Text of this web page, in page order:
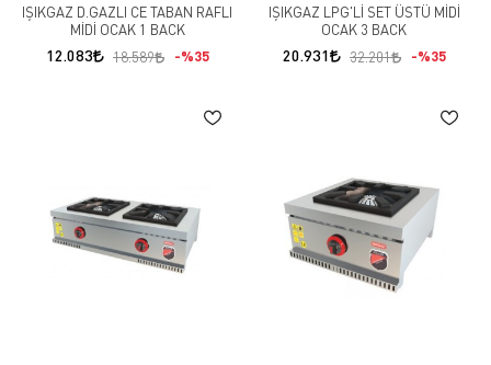
IŞIKGAZ D.GAZLI CE TABAN RAFLI
MİDİ OCAK 1 BACK
12.083 18.589 %35
IŞIKGAZ LPG'Lİ SET ÜSTÜ MİDİ
OCAK 3 BACK
20.931 32.201 %35